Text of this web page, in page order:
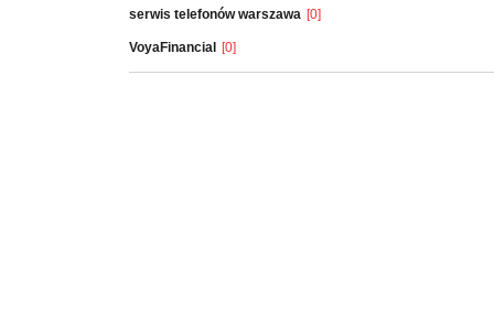
serwis telefonów warszawa [0]
VoyaFinancial [0]